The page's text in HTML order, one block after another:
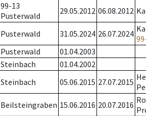
99-13
Pusterwald
29.05.2012 06.08.2012
Pusterwald 31.05.2024 26.07.2024
Pusterwald
01.04.2003
Steinbach
01.04.2002
Steinbach 05.06.2015 27.07.2015
Beilsteingraben 15.06.2016 20.07.2016